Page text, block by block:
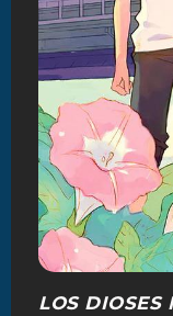
LOS DIOSES